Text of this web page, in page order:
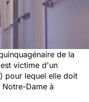
de la
victime d'un
) pour lequel elle doit
Dame à